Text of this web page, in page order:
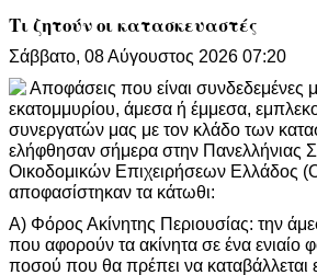
Τι ζητούν οι κατασκευαστές
Σάββατο, 08 Αύγουστος 2026 07:20
Αποφάσεις που είναι συνδεδεμένες
εκατομμυρίου, άμεσα ή έμμεσα,
συνεργατών μας με τον κλάδο των
ελήφθησαν σήμερα στην Πανελλήνιας
Οικοδομικών Επιχειρήσεων
αποφασίστηκαν τα κάτωθι:
Α) Φόρος Ακίνητης Περιουσίας: την
που αφορούν τα ακίνητα σε ένα ενιαίο
ποσού που θα πρέπει να καταβάλλεται